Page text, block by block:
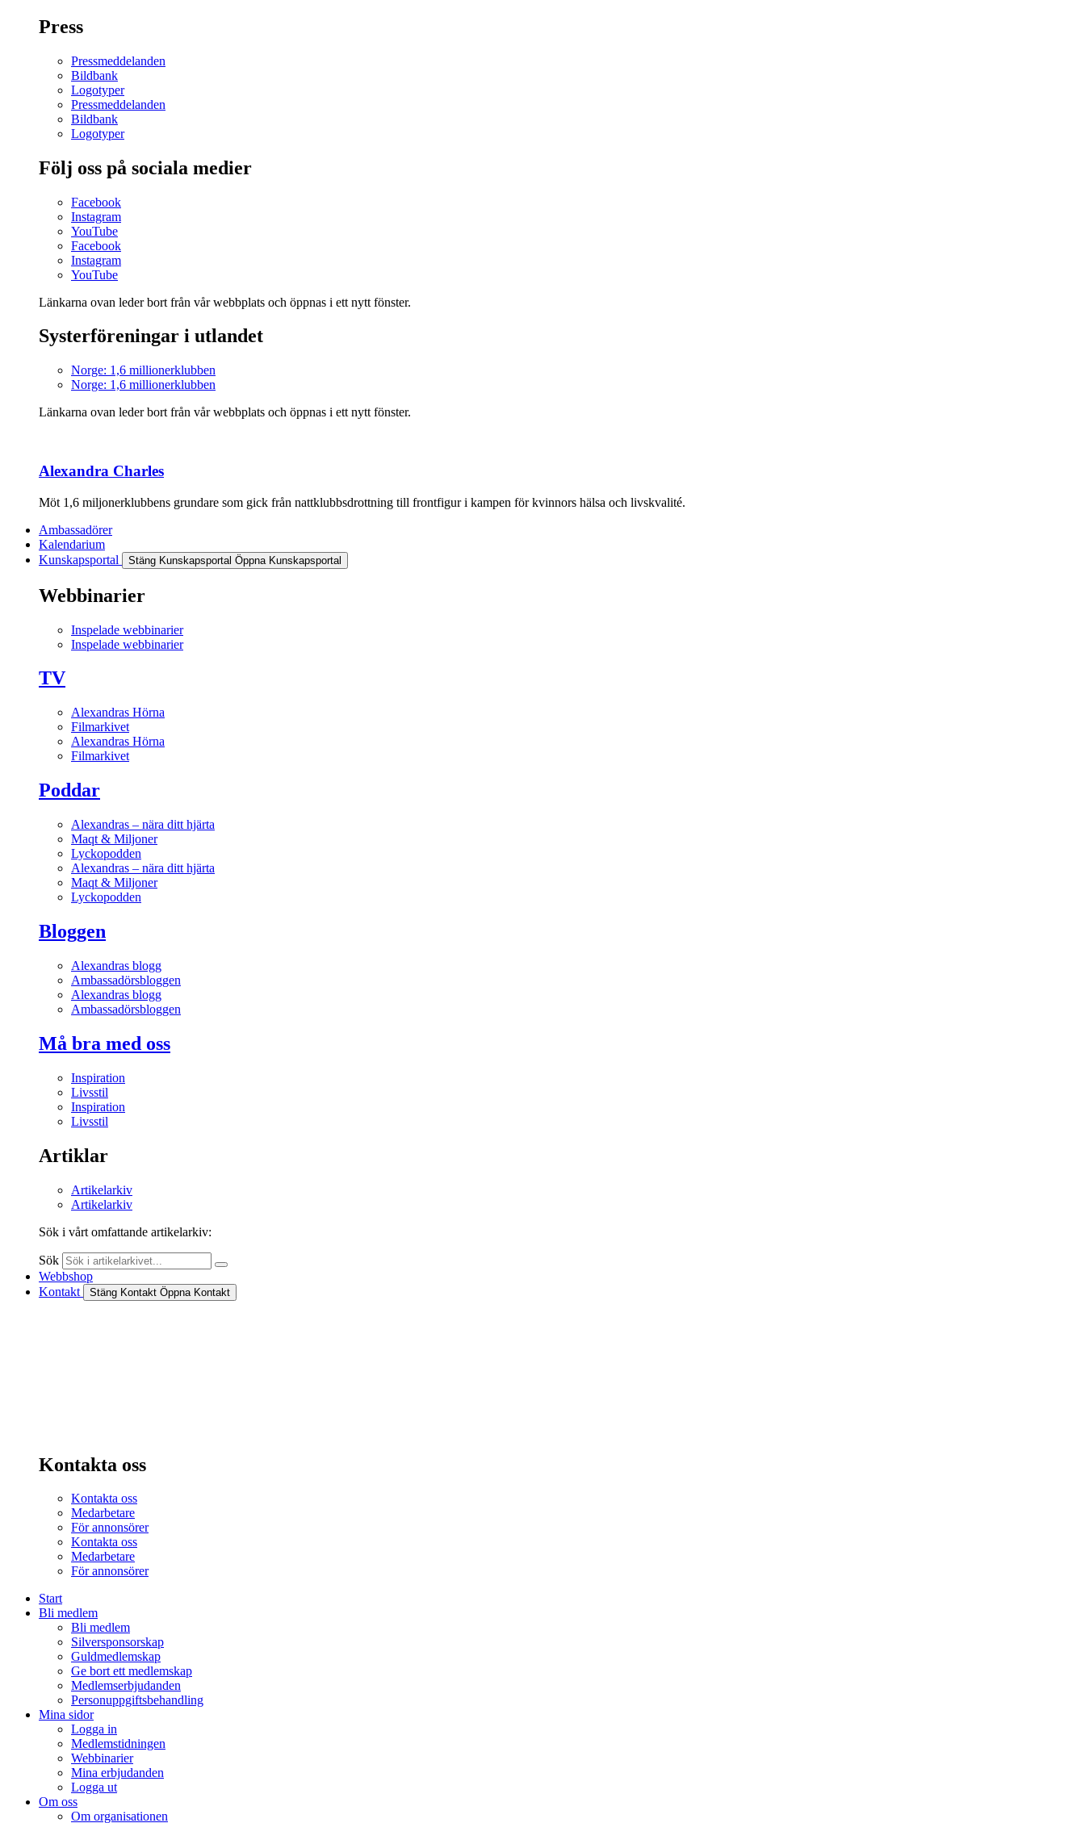
Press
Pressmeddelanden
Bildbank
Logotyper
Pressmeddelanden
Bildbank
Logotyper
Följ oss på sociala medier
Facebook
Instagram
YouTube
Facebook
Instagram
YouTube
Länkarna ovan leder bort från vår webbplats och öppnas i ett nytt fönster.
Systerföreningar i utlandet
Norge: 1,6 millionerklubben
Norge: 1,6 millionerklubben
Länkarna ovan leder bort från vår webbplats och öppnas i ett nytt fönster.
Alexandra Charles
Möt 1,6 miljonerklubbens grundare som gick från nattklubbsdrottning till frontfigur i kampen för kvinnors hälsa och livskvalité.
Ambassadörer
Kalendarium
Kunskapsportal
Stäng Kunskapsportal Öppna Kunskapsportal
Webbinarier
Inspelade webbinarier
Inspelade webbinarier
TV
Alexandras Hörna
Filmarkivet
Alexandras Hörna
Filmarkivet
Poddar
Alexandras – nära ditt hjärta
Maqt & Miljoner
Lyckopodden
Alexandras – nära ditt hjärta
Maqt & Miljoner
Lyckopodden
Bloggen
Alexandras blogg
Ambassadörsbloggen
Alexandras blogg
Ambassadörsbloggen
Må bra med oss
Inspiration
Livsstil
Inspiration
Livsstil
Artiklar
Artikelarkiv
Artikelarkiv
Sök i vårt omfattande artikelarkiv:
Sök
Webbshop
Kontakt
Stäng Kontakt Öppna Kontakt
Kontakta oss
Kontakta oss
Medarbetare
För annonsörer
Kontakta oss
Medarbetare
För annonsörer
Start
Bli medlem
Bli medlem
Silversponsorskap
Guldmedlemskap
Ge bort ett medlemskap
Medlemserbjudanden
Personuppgiftsbehandling
Mina sidor
Logga in
Medlemstidningen
Webbinarier
Mina erbjudanden
Logga ut
Om oss
Om organisationen